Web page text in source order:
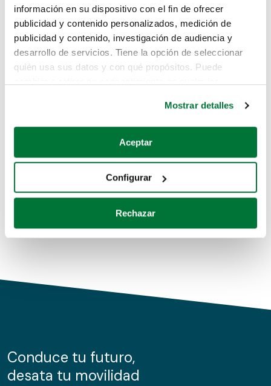
información en su dispositivo con el fin de ofrecer
publicidad y contenido personalizados, medición de
publicidad y contenido, investigación de audiencia y
desarrollo de servicios. Tiene la opción de seleccionar
quién usa sus datos y con qué propósitos. Puede
Si lo permite, también quisiéramos:
Recopilar información sobre su ubicación geográfica
Identificar su dispositivo analizándolo activamente
para buscar características específicas (huellas
Obtenga más información sobre cómo se procesan sus
de cookies.
información sobre el uso que haga del sitio web con
nuestros partners de redes sociales, publicidad y análisis
Mostrar detalles
Aceptar
Configurar
Rechazar
Lo sentimos, no sabemos como
te hemos traido hasta aquí.
Pero puedes encontrar el coche que estás
buscando en alguno de estos enlaces:
Coches de segunda mano
Coches de km0
Conduce tu futuro,
desata tu movilidad